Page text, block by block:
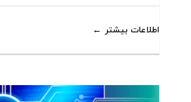
اطلاعات بیشتر